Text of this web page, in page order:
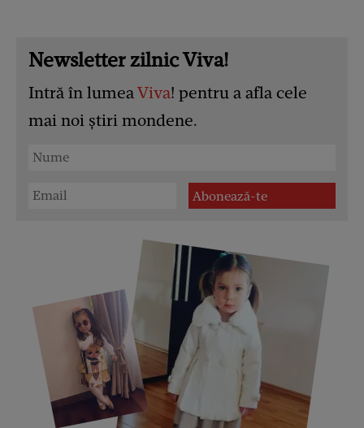
Newsletter zilnic Viva!
Intră în lumeaViva! pentru a afla cele
mai noi știri mondene.